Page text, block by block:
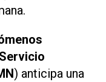
Servicio
) anticipa una